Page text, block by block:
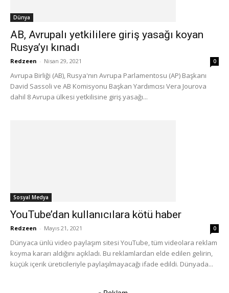
Dünya
AB, Avrupalı yetkililere giriş yasağı koyan
Rusya’yı kınadı
Redzeen - Nisan 29, 2021 0
Avrupa Birliği (AB), Rusya'nın Avrupa Parlamentosu (AP) Başkanı
David Sassoli ve AB Komisyonu Başkan Yardımcısı Vera Jourova
dahil 8 Avrupa ülkesi yetkilisine giriş yasağı...
Sosyal Medya
YouTube’dan kullanıcılara kötü haber
Redzeen - Mayıs 21, 2021 0
Dünyaca ünlü video paylaşım sitesi YouTube, tüm videolara reklam
koyma kararı aldığını açıkladı. Bu reklamlardan elde edilen gelirin,
küçük içerik üreticileriyle paylaşılmayacağı ifade edildi. Dünyada...